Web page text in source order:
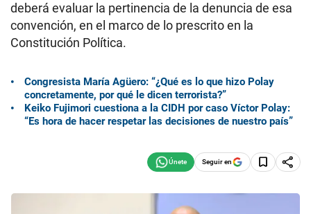
deberá evaluar la pertinencia de la denuncia de esa
convención, en el marco de lo prescrito en la
Constitución Política.
Congresista María Agüero: “¿Qué es lo que hizo Polay
concretamente, por qué le dicen terrorista?”
Keiko Fujimori cuestiona a la CIDH por caso Víctor Polay:
“Es hora de hacer respetar las decisiones de nuestro país”
Seguir en